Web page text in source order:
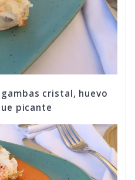
cristal, huevo
picante